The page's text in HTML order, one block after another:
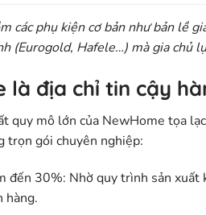
các phụ kiện cơ bản như bản lề
(Eurogold, Hafele…) mà gia chủ
là địa chỉ tin cậy
quy mô lớn của NewHome tọa
trọn gói chuyên nghiệp:
đến 30%: Nhờ quy trình sản xuất
hàng.